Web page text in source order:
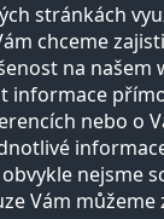
stránkách
chceme
na našem
informace
nebo o
nejsme
Vám